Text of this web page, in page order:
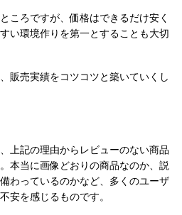
ころですが、価格はできるだけ安く
い環境作りを第一とすることも大切
販売実績をコツコツと築いていくし
上記の理由からレビューのない商品
本当に画像どおりの商品なのか、説
わっているのかなど、多くのユーザ
安を感じるものです。